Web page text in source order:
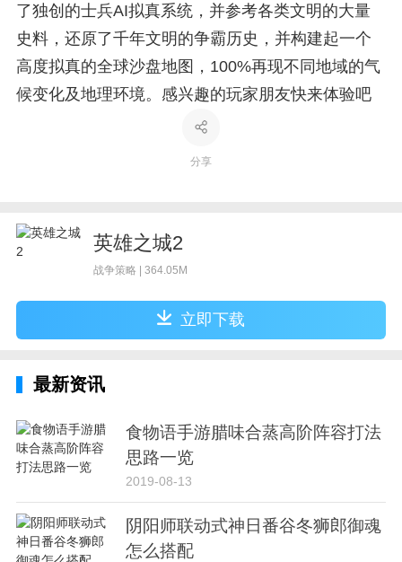
了独创的士兵AI拟真系统，并参考各类文明的大量
史料，还原了千年文明的争霸历史，并构建起一个
高度拟真的全球沙盘地图，100%再现不同地域的气
候变化及地理环境。感兴趣的玩家朋友快来体验吧
分享
英雄之城2
战争策略 | 364.05M
立即下载
最新资讯
食物语手游腊味合蒸高阶阵容打法
思路一览
2019-08-13
阴阳师联动式神日番谷冬狮郎御魂
怎么搭配